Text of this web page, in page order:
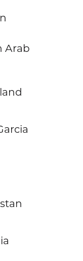
Arab